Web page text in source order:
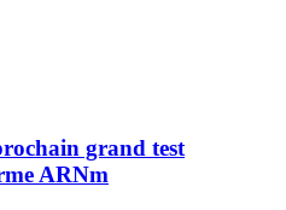
grand test
ARNm